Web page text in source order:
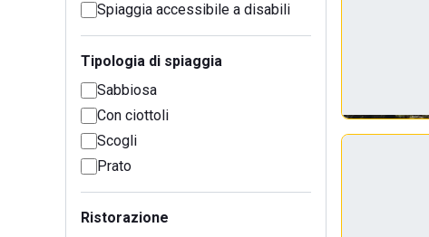
Spiaggia accessibile a disabili
Tipologia di spiaggia
Sabbiosa
Con ciottoli
Scogli
Prato
Ristorazione